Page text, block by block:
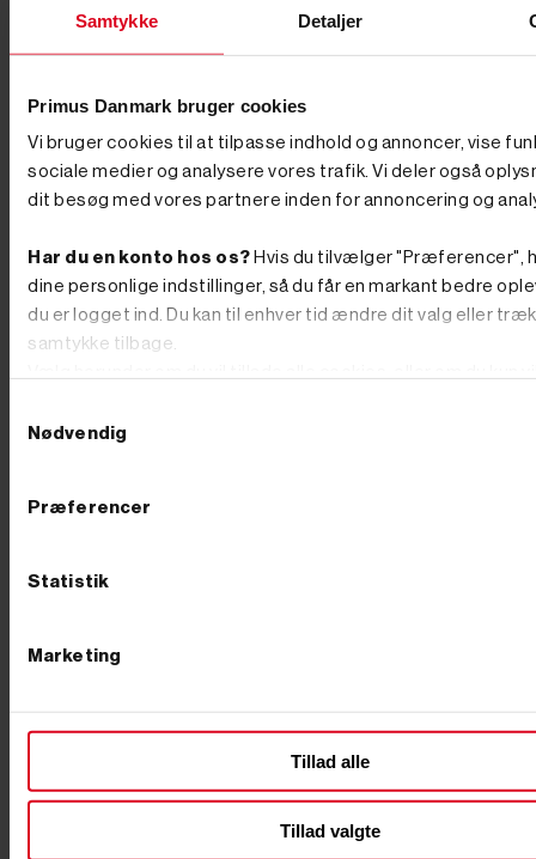
Samtykke Detaljer
Primus Danmark bruger cookies
Vi bruger cookies til at tilpasse indhold og annoncer, vise
sociale medier og analysere vores trafik. Vi deler også
dit besøg med vores partnere inden for annoncering og
Har du en konto hos os? Hvis du tilvælger "Præferencer",
dine personlige indstillinger, så du får en markant bedre
du er logget ind. Du kan til enhver tid ændre dit valg eller
samtykke tilbage.
Nødvendig
Præferencer
Statistik
Marketing
Tillad alle
Tillad valgte
både 230 og 400 volt udtag. Det gør den oplagt til
byggepladser, landbrug og faste nødstrømsløsninger.
eller ladere, skal du kigge efter en invertergenerator,
også kaldet en digital generator. Den leverer en helt ren
og stabil spænding, vejer ofte under 20 kilo og er
markant mere støjsvag end de åbne modeller. Derfor er
den favoritten til camping, sommerhus og festival. Går
du efter et bestemt mærke, kan du gå direkte til vores
eller vores Hyundai-generatorer, der spænder fra
kompakte invertere til store dieselanlæg. Sådan vælger
du den rigtige størrelse Størrelsen måles i watt, og
regnestykket er vigtigere end de fleste tror. Kig på
typepladen på de apparater, du vil tilslutte, og læg
forbruget sammen for det udstyr, der skal køre
samtidig. En hækkeklipper nøjes med omkring 500
langt mere strøm i det øjeblik, de tænder, end når de
så et apparat på 2.000 watt kan kræve 6.000 watt i
folk, der selv har haft maskinerne i hånden. Tænk også
motorer, skal du vælge en model med 400 volt udtag.
eller ved en skurvogn, er støjniveauet værd at tjekke
før køb. Lukkede og lydsvage modeller dæmper
motoren med et kabinet, så støjen kommer ned
omkring 60 til 65 decibel, hvilket svarer til en